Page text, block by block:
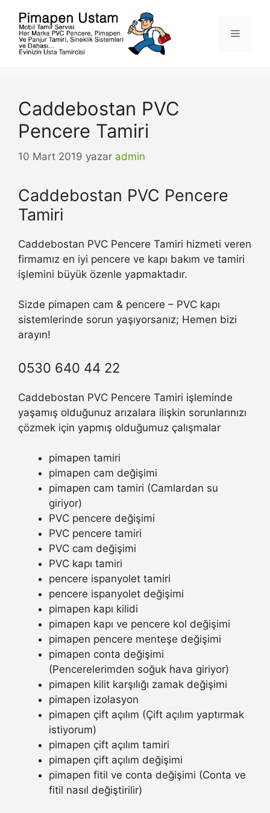
Menü
Caddebostan PVC
Pencere Tamiri
10 Mart 2019 yazar admin
Caddebostan PVC Pencere
Tamiri
Caddebostan PVC Pencere Tamiri hizmeti veren
firmamız en iyi pencere ve kapı bakım ve tamiri
işlemini büyük özenle yapmaktadır.
Sizde pimapen cam & pencere – PVC kapı
sistemlerinde sorun yaşıyorsanız; Hemen bizi
arayın!
0530 640 44 22
Caddebostan PVC Pencere Tamiri işleminde
yaşamış olduğunuz arızalara ilişkin sorunlarınızı
çözmek için yapmış olduğumuz çalışmalar
pimapen tamiri
pimapen cam değişimi
pimapen cam tamiri (Camlardan su
giriyor)
PVC pencere değişimi
PVC pencere tamiri
PVC cam değişimi
PVC kapı tamiri
pencere ispanyolet tamiri
pencere ispanyolet değişimi
pimapen kapı kilidi
pimapen kapı ve pencere kol değişimi
pimapen pencere menteşe değişimi
pimapen conta değişimi
(Pencerelerimden soğuk hava giriyor)
pimapen kilit karşılığı zamak değişimi
pimapen izolasyon
pimapen çift açılım (Çift açılım yaptırmak
istiyorum)
pimapen çift açılım tamiri
pimapen çift açılım değişimi
pimapen fitil ve conta değişimi (Conta ve
fitil nasıl değiştirilir)